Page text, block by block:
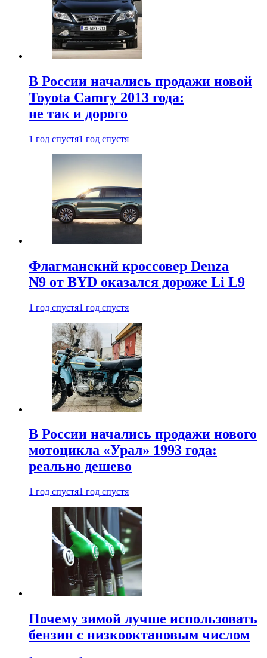
В России начались продажи новой
Toyota Camry 2013 года:
не так и дорого
1 год спустя1 год спустя
Флагманский кроссовер Denza
N9 от BYD оказался дороже Li L9
1 год спустя1 год спустя
В России начались продажи нового
мотоцикла «Урал» 1993 года:
реально дешево
1 год спустя1 год спустя
Почему зимой лучше использовать
бензин с низкооктановым числом